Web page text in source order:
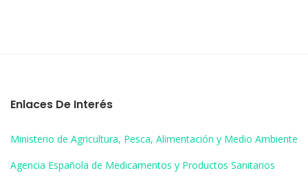
Enlaces De Interés
Ministerio de Agricultura, Pesca, Alimentación y Medio Ambiente
Agencia Española de Medicamentos y Productos Sanitarios